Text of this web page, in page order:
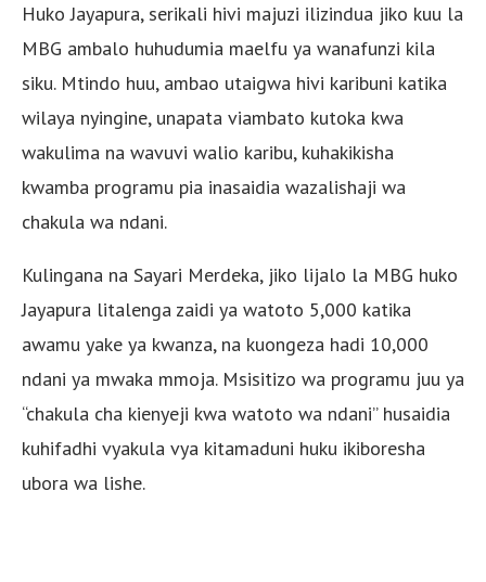
Huko Jayapura, serikali hivi majuzi ilizindua jiko kuu la
MBG ambalo huhudumia maelfu ya wanafunzi kila
siku. Mtindo huu, ambao utaigwa hivi karibuni katika
wilaya nyingine, unapata viambato kutoka kwa
wakulima na wavuvi walio karibu, kuhakikisha
kwamba programu pia inasaidia wazalishaji wa
chakula wa ndani.
Kulingana na Sayari Merdeka, jiko lijalo la MBG huko
Jayapura litalenga zaidi ya watoto 5,000 katika
awamu yake ya kwanza, na kuongeza hadi 10,000
ndani ya mwaka mmoja. Msisitizo wa programu juu ya
“chakula cha kienyeji kwa watoto wa ndani” husaidia
kuhifadhi vyakula vya kitamaduni huku ikiboresha
ubora wa lishe.